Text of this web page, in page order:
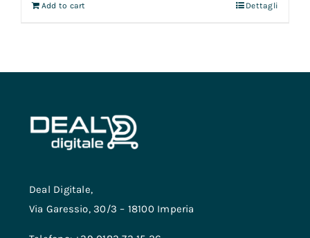
Add to cart Dettagli
Deal Digitale,
Via Garessio, 30/3 – 18100 Imperia